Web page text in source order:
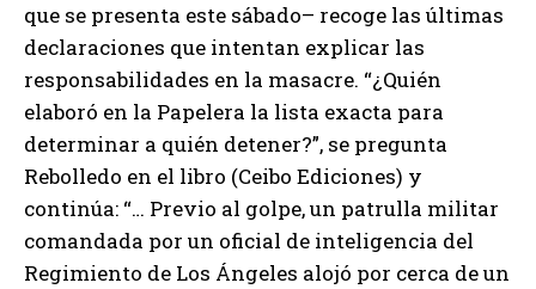
que se presenta este sábado– recoge las últimas
declaraciones que intentan explicar las
responsabilidades en la masacre. “¿Quién
elaboró en la Papelera la lista exacta para
determinar a quién detener?”, se pregunta
Rebolledo en el libro (Ceibo Ediciones) y
continúa: “… Previo al golpe, un patrulla militar
comandada por un oficial de inteligencia del
Regimiento de Los Ángeles alojó por cerca de un